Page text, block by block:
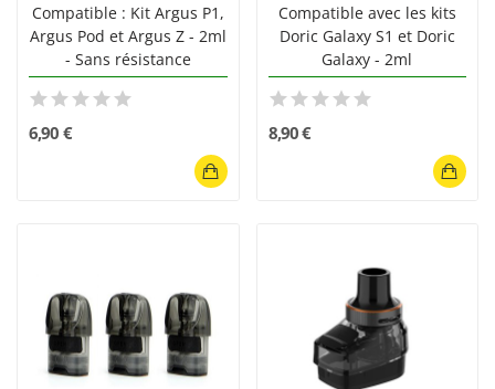
Compatible : Kit Argus P1,
Argus Pod et Argus Z - 2ml
- Sans résistance
6,90 €
Compatible avec les kits
Doric Galaxy S1 et Doric
Galaxy - 2ml
8,90 €